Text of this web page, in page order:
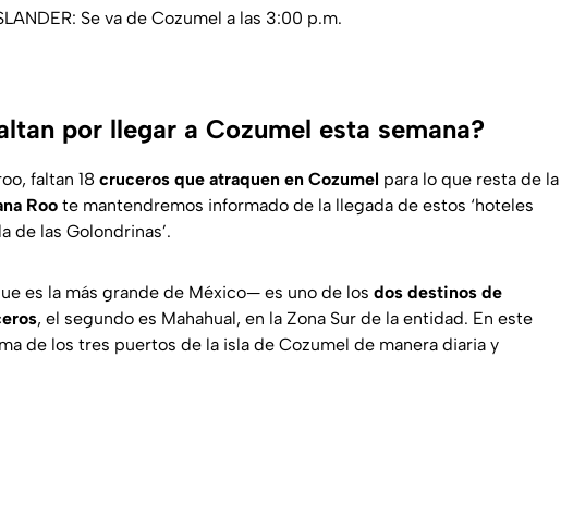
Se va de Cozumel a las 3:00 p.m.
por llegar a Cozumel esta semana?
faltan 18 cruceros que atraquen en Cozumel para lo que resta de la
Roo te mantendremos informado de la llegada de estos ‘hoteles
de las Golondrinas’.
es la más grande de México— es uno de los dos destinos de
, el segundo es Mahahual, en la Zona Sur de la entidad. En este
de los tres puertos de la isla de Cozumel de manera diaria y